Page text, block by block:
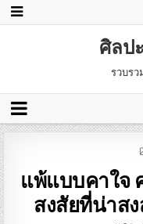
ศิลป
รวบรว
แพ้แบบคาใจ
สงสัยที่น่าส